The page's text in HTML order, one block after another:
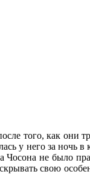
того, как
у него за ночь
Чосона не было
свою